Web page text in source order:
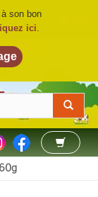
©
son bon
ici.